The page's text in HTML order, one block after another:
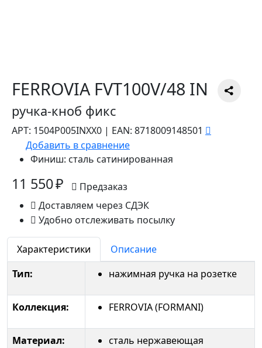
FERROVIA FVT100V/48 IN
ручка-кноб фикс
АРТ: 1504P005INXX0 | EAN: 8718009148501
Добавить в сравнение
Финиш: сталь сатинированная
11 550 ₽
Предзаказ
Доставляем через СДЭК
Удобно отслеживать посылку
Характеристики
Описание
Тип:
нажимная ручка на розетке
Коллекция: FERROVIA (FORMANI)
Материал: сталь нержавеющая